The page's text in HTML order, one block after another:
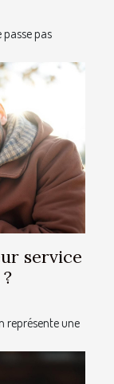
pas
service
représente une